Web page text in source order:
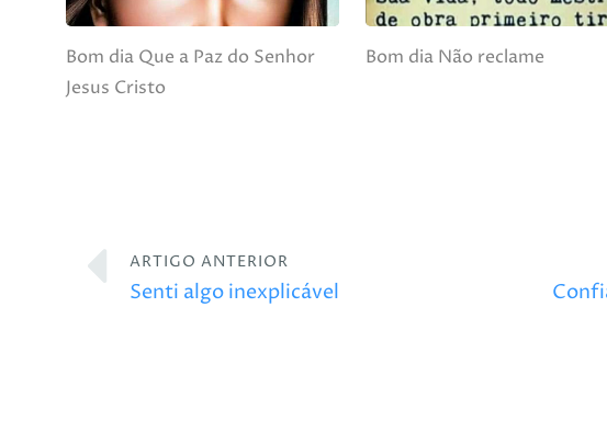
Bom dia Que a Paz do Senhor
Jesus Cristo
Bom dia Não reclame
ARTIGO ANTERIOR
Senti algo inexplicável